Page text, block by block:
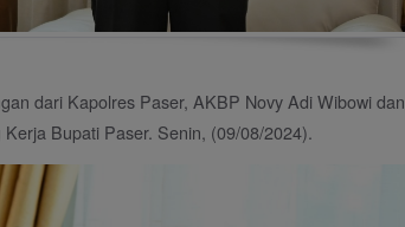
dari Kapolres Paser, AKBP Novy Adi Wibowi dan
Bupati Paser. Senin, (09/08/2024).